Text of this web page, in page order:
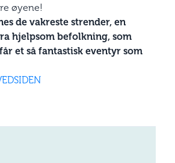
øyene!
de vakreste strender, en
hjelpsom befolkning, som
et så fantastisk eventyr som